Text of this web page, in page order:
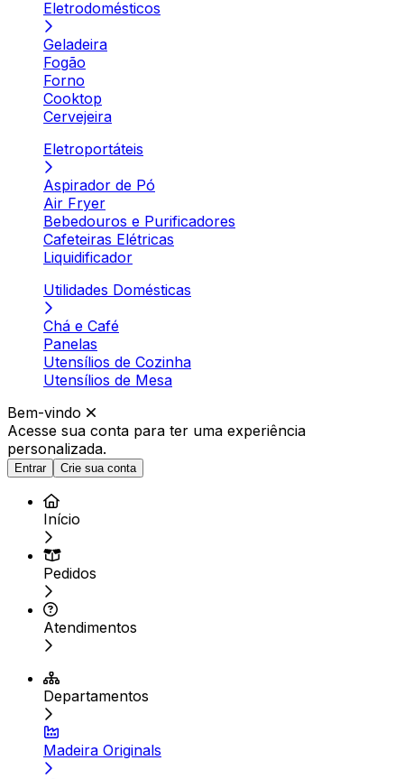
Eletrodomésticos
Geladeira
Fogão
Forno
Cooktop
Cervejeira
Eletroportáteis
Aspirador de Pó
Air Fryer
Bebedouros e Purificadores
Cafeteiras Elétricas
Liquidificador
Utilidades Domésticas
Chá e Café
Panelas
Utensílios de Cozinha
Utensílios de Mesa
Bem-vindo
Acesse sua conta para ter uma experiência
personalizada.
Entrar Crie sua conta
Início
Pedidos
Atendimentos
Departamentos
Madeira Originals